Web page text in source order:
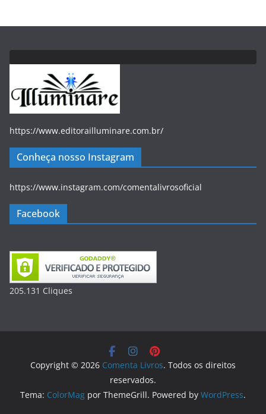
https://www.editorailluminare.com.br/
Conheça nosso Instagram
https://www.instagram.com/comentalivrosoficial
Facebook
205.131 Cliques
Copyright © 2026 Comenta Livros. Todos os direitos
reservados.
Tema: ColorMag por ThemeGrill. Powered by WordPress.